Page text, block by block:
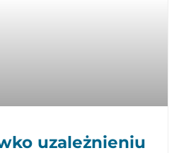
uzależnieniu